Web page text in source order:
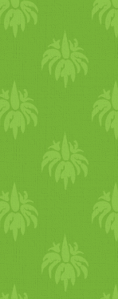
reform
,gyors
ös